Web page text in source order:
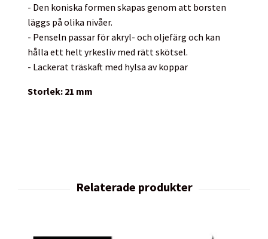
- Den koniska formen skapas genom att borsten
läggs på olika nivåer.
- Penseln passar för akryl- och oljefärg och kan
hålla ett helt yrkesliv med rätt skötsel.
- Lackerat träskaft med hylsa av koppar
Storlek: 21 mm